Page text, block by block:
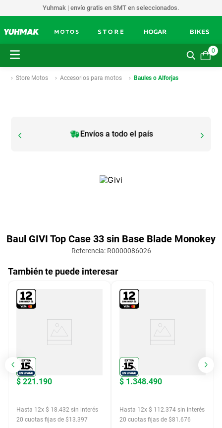
Yuhmak | envío gratis en SMT en seleccionados.
0
Store Motos Accesorios para motos Baules o Alforjas
Envíos a todo el país
Baul GIVI Top Case 33 sin Base Blade Monokey
Referencia: R0000086026
También te puede interesar
$ 221.190
Hasta 12x $ 18.432 sin interés
20 cuotas fijas de $13.397
$ 1.348.490
Hasta 12x $ 112.374 sin interés
20 cuotas fijas de $81.676